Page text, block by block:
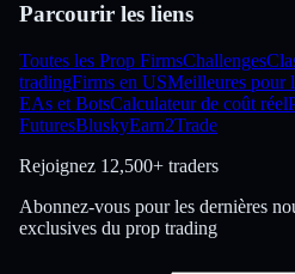
Parcourir les liens
Toutes les Prop FirmsChallenges
tradingFirms en USMeilleures pour
EAs et BotsCalculateur de coût réel
FuturesBluskyEarn2Trade
Rejoignez 12,500+ traders
Abonnez-vous pour les dernières
exclusives du prop trading